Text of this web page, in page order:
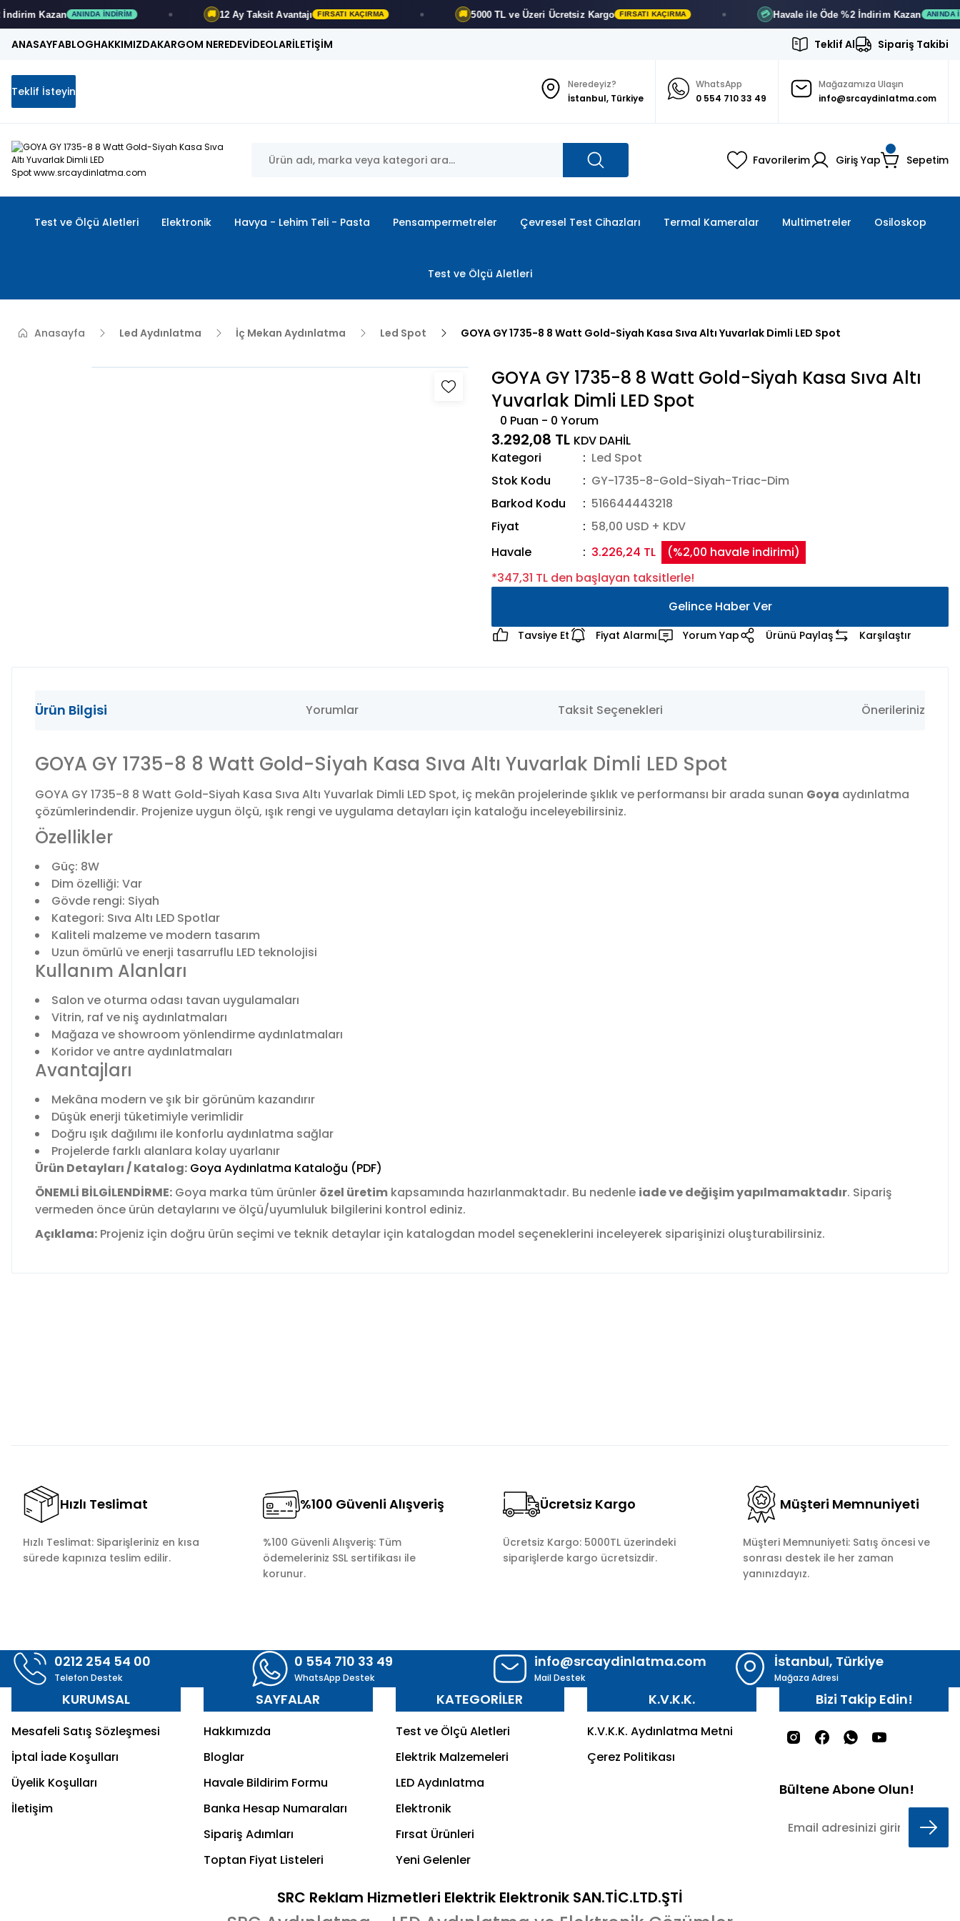
İNDIRIM 🚚 12 Ay Taksit Avantajı FIRSATI KAÇIRMA 🚚 5000 TL ve ÜzeriÜcretsiz Kargo FIRSATI KAÇIRMA 💳 Havale ile Öde%2 İndirimKazan ANINDA İNDIRIM
ANASAYFABLOGHAKKIMIZDAKARGOM NEREDEVİDEOLARİLETİŞİM Teklif Al Sipariş Takibi
Teklif İsteyin
Neredeyiz?
İstanbul, Türkiye
WhatsApp
0 554 710 33 49
Mağazamıza Ulaşın
info@srcaydinlatma.com
Favorilerim Giriş Yap Sepetim
Test ve Ölçü Aletleri Elektronik Havya - Lehim Teli - Pasta Pensampermetreler Çevresel Test Cihazları Termal Kameralar Multimetreler Osiloskop
Test ve Ölçü Aletleri
Anasayfa Led Aydınlatma İç Mekan Aydınlatma Led Spot GOYA GY 1735-8 8 Watt Gold-Siyah Kasa Sıva Altı Yuvarlak Dimli LED Spot
GOYA GY 1735-8 8 Watt Gold-Siyah Kasa Sıva Altı
Yuvarlak Dimli LED Spot
0 Puan - 0 Yorum
3.292,08 TL KDV DAHİL
Kategori
Led Spot
Stok Kodu
GY-1735-8-Gold-Siyah-Triac-Dim
Barkod Kodu
516644443218
Fiyat
58,00 USD + KDV
Havale
3.226,24 TL
(%2,00 havale indirimi)
*347,31 TL den başlayan taksitlerle!
Gelince Haber Ver
Tavsiye Et Fiyat Alarmı Yorum Yap Ürünü Paylaş Karşılaştır
Ürün Bilgisi Yorumlar Taksit Seçenekleri Önerileriniz
GOYA GY 1735-8 8 Watt Gold-Siyah Kasa Sıva Altı Yuvarlak Dimli LED Spot
GOYA GY 1735-8 8 Watt Gold-Siyah Kasa Sıva Altı Yuvarlak Dimli LED Spot, iç mekân projelerinde şıklık ve performansı bir arada sunan Goya aydınlatma
çözümlerindendir. Projenize uygun ölçü, ışık rengi ve uygulama detayları için kataloğu inceleyebilirsiniz.
Özellikler
Güç: 8W
Dim özelliği: Var
Gövde rengi: Siyah
Kategori: Sıva Altı LED Spotlar
Kaliteli malzeme ve modern tasarım
Uzun ömürlü ve enerji tasarruflu LED teknolojisi
Kullanım Alanları
Salon ve oturma odası tavan uygulamaları
Vitrin, raf ve niş aydınlatmaları
Mağaza ve showroom yönlendirme aydınlatmaları
Koridor ve antre aydınlatmaları
Avantajları
Mekâna modern ve şık bir görünüm kazandırır
Düşük enerji tüketimiyle verimlidir
Doğru ışık dağılımı ile konforlu aydınlatma sağlar
Projelerde farklı alanlara kolay uyarlanır
Ürün Detayları / Katalog: Goya Aydınlatma Kataloğu (PDF)
ÖNEMLİ BİLGİLENDİRME: Goya marka tüm ürünler özel üretim kapsamında hazırlanmaktadır. Bu nedenle iade ve değişim yapılmamaktadır. Sipariş
vermeden önce ürün detaylarını ve ölçü/uyumluluk bilgilerini kontrol ediniz.
Açıklama: Projeniz için doğru ürün seçimi ve teknik detaylar için katalogdan model seçeneklerini inceleyerek siparişinizi oluşturabilirsiniz.
Hızlı Teslimat
Hızlı Teslimat: Siparişleriniz en kısa
sürede kapınıza teslim edilir.
%100 Güvenli Alışveriş
%100 Güvenli Alışveriş: Tüm
ödemeleriniz SSL sertifikası ile
korunur.
Ücretsiz Kargo
Ücretsiz Kargo: 5000TL üzerindeki
siparişlerde kargo ücretsizdir.
Müşteri Memnuniyeti
Müşteri Memnuniyeti: Satış öncesi ve
sonrası destek ile her zaman
yanınızdayız.
0212 254 54 00
Telefon Destek
0 554 710 33 49
WhatsApp Destek
info@srcaydinlatma.com
Mail Destek
İstanbul, Türkiye
Mağaza Adresi
KURUMSAL
Mesafeli Satış Sözleşmesi
İptal İade Koşulları
Üyelik Koşulları
İletişim
SAYFALAR
Hakkımızda
Bloglar
Havale Bildirim Formu
Banka Hesap Numaraları
Sipariş Adımları
Toptan Fiyat Listeleri
KATEGORİLER
Test ve Ölçü Aletleri
Elektrik Malzemeleri
LED Aydınlatma
Elektronik
Fırsat Ürünleri
Yeni Gelenler
K.V.K.K.
K.V.K.K. Aydınlatma Metni
Çerez Politikası
Bizi Takip Edin!
Bültene Abone Olun!
SRC Reklam Hizmetleri Elektrik Elektronik SAN.TİC.LTD.ŞTİ